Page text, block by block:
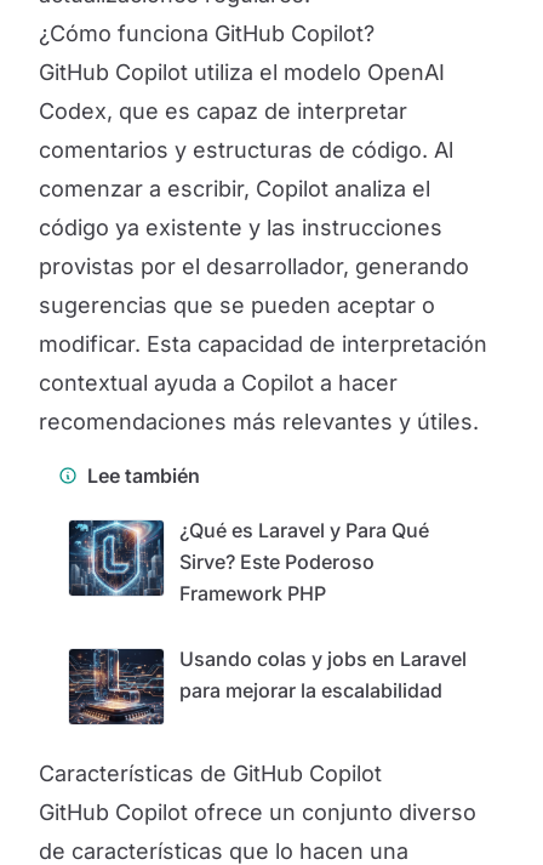
¿Cómo funciona GitHub Copilot?
GitHub Copilot utiliza el modelo OpenAI
Codex, que es capaz de interpretar
comentarios y estructuras de código. Al
comenzar a escribir, Copilot analiza el
código ya existente y las instrucciones
provistas por el desarrollador, generando
sugerencias que se pueden aceptar o
modificar. Esta capacidad de interpretación
contextual ayuda a Copilot a hacer
recomendaciones más relevantes y útiles.
Lee también
¿Qué es Laravel y Para Qué
Sirve? Este Poderoso
Framework PHP
Usando colas y jobs en Laravel
para mejorar la escalabilidad
Características de GitHub Copilot
GitHub Copilot ofrece un conjunto diverso
de características que lo hacen una